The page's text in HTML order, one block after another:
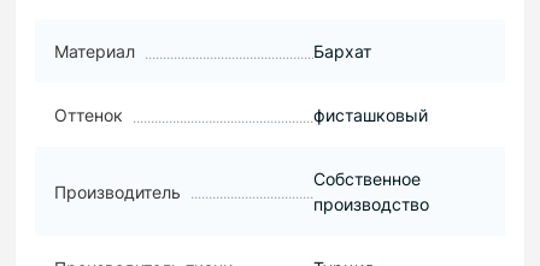
Материал Бархат
Оттенок фисташковый
Производитель
Собственное
производство